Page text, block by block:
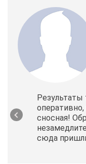
Результаты
оперативно,
сносная!
сюда